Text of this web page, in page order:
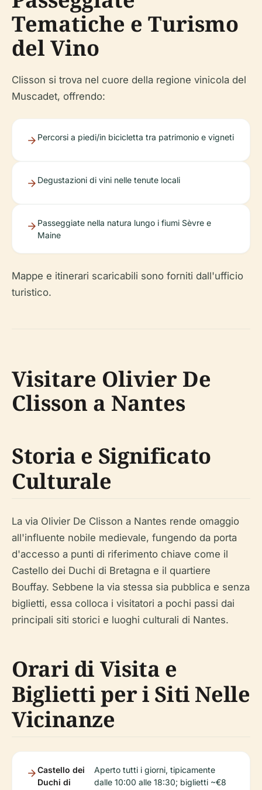
Tematiche e Turismo
del Vino
Clisson si trova nel cuore della regione vinicola del
Muscadet, offrendo:
Percorsi a piedi/in bicicletta tra patrimonio e vigneti
Degustazioni di vini nelle tenute locali
Passeggiate nella natura lungo i fiumi Sèvre e
Maine
Mappe e itinerari scaricabili sono forniti dall'ufficio
turistico.
Visitare Olivier De
Clisson a Nantes
Storia e Significato
Culturale
La via Olivier De Clisson a Nantes rende omaggio
all'influente nobile medievale, fungendo da porta
d'accesso a punti di riferimento chiave come il
Castello dei Duchi di Bretagna e il quartiere
Bouffay. Sebbene la via stessa sia pubblica e senza
biglietti, essa colloca i visitatori a pochi passi dai
principali siti storici e luoghi culturali di Nantes.
Orari di Visita e
Biglietti per i Siti Nelle
Vicinanze
Castello dei
Duchi di
Aperto tutti i giorni, tipicamente
dalle 10:00 alle 18:30; biglietti ~€8